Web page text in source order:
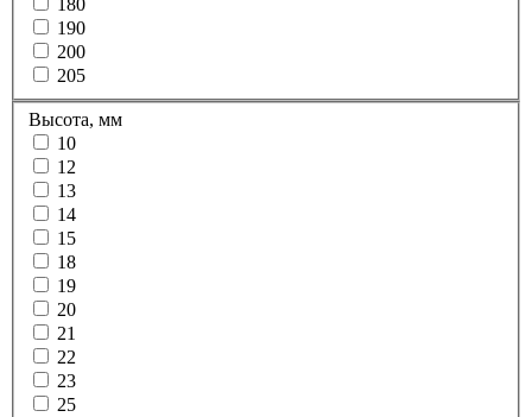
190
200
205
Высота, мм
10
12
13
14
15
18
19
20
21
22
23
25